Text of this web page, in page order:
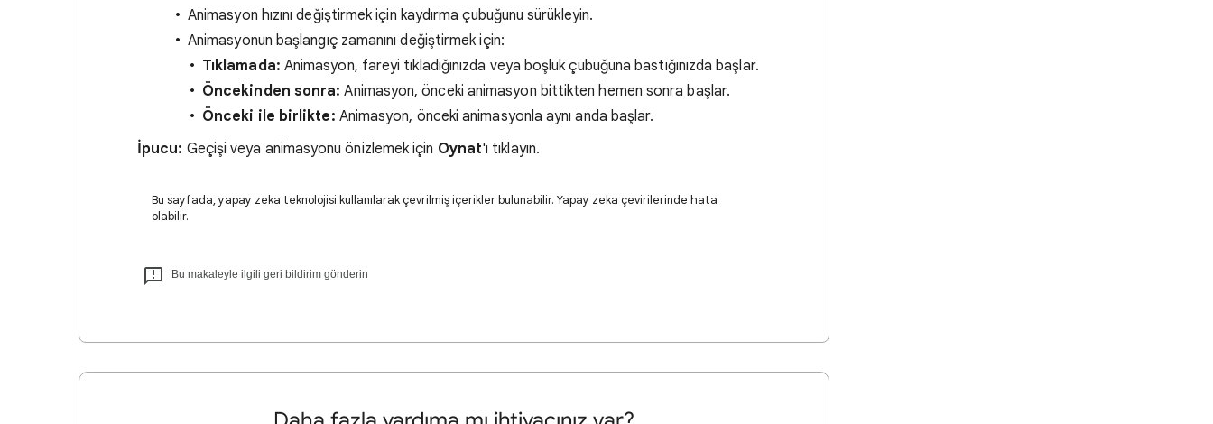
Animasyon hızını değiştirmek için kaydırma çubuğunu sürükleyin.
Animasyonun başlangıç zamanını değiştirmek için:
Tıklamada: Animasyon, fareyi tıkladığınızda veya boşluk çubuğuna bastığınızda başlar.
Öncekinden sonra: Animasyon, önceki animasyon bittikten hemen sonra başlar.
Önceki ile birlikte: Animasyon, önceki animasyonla aynı anda başlar.
İpucu: Geçişi veya animasyonu önizlemek için Oynat'ı tıklayın.
Bu sayfada, yapay zeka teknolojisi kullanılarak çevrilmiş içerikler bulunabilir. Yapay zeka çevirilerinde hata
olabilir.
Bu makaleyle ilgili geri bildirim gönderin